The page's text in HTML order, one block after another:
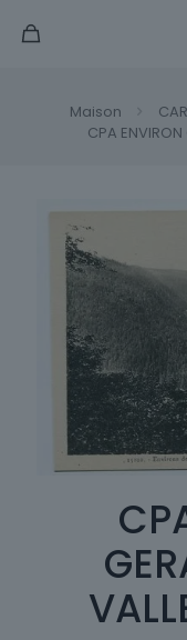
Maison
CPA ENVIRON